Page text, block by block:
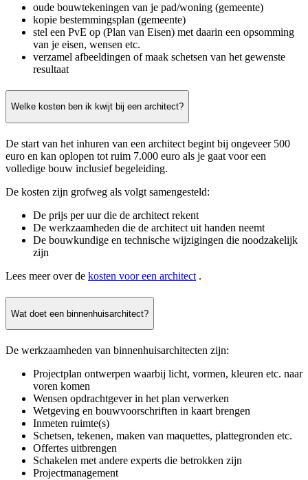
oude bouwtekeningen van je pad/woning (gemeente)
kopie bestemmingsplan (gemeente)
stel een PvE op (Plan van Eisen) met daarin een opsomming
van je eisen, wensen etc.
verzamel afbeeldingen of maak schetsen van het gewenste
resultaat
Welke kosten ben ik kwijt bij een architect?
De start van het inhuren van een architect begint bij ongeveer 500
euro en kan oplopen tot ruim 7.000 euro als je gaat voor een
volledige bouw inclusief begeleiding.
De kosten zijn grofweg als volgt samengesteld:
De prijs per uur die de architect rekent
De werkzaamheden die de architect uit handen neemt
De bouwkundige en technische wijzigingen die noodzakelijk
zijn
Lees meer over de kosten voor een architect .
Wat doet een binnenhuisarchitect?
De werkzaamheden van binnenhuisarchitecten zijn:
Projectplan ontwerpen waarbij licht, vormen, kleuren etc. naar
voren komen
Wensen opdrachtgever in het plan verwerken
Wetgeving en bouwvoorschriften in kaart brengen
Inmeten ruimte(s)
Schetsen, tekenen, maken van maquettes, plattegronden etc.
Offertes uitbrengen
Schakelen met andere experts die betrokken zijn
Projectmanagement